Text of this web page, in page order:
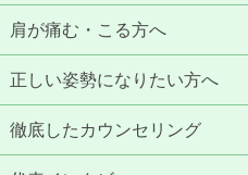
肩が痛む・こる方へ
正しい姿勢になりたい方へ
徹底したカウンセリング